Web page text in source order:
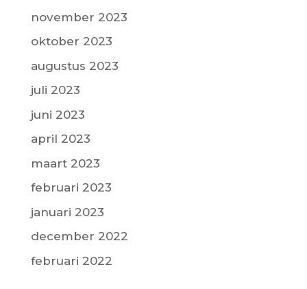
november 2023
oktober 2023
augustus 2023
juli 2023
juni 2023
april 2023
maart 2023
februari 2023
januari 2023
december 2022
februari 2022